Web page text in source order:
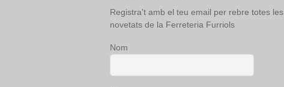
Registra't amb el teu email per rebre totes les
novetats de la Ferreteria Furriols
Nom